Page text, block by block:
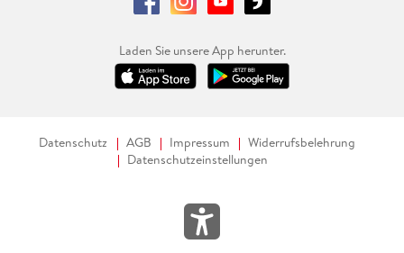
Laden Sie unsere App herunter.
Datenschutz AGB Impressum
Widerrufsbelehrung
Datenschutzeinstellungen